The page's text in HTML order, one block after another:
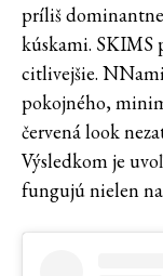
príliš
kúskami.
citlivejšie.
pokojného,
červená look
Výsledkom je
fungujú nielen